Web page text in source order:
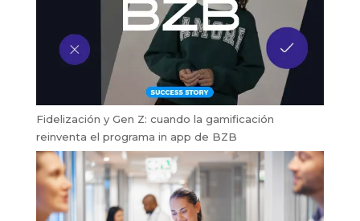
Fidelización y Gen Z: cuando la gamificación
reinventa el programa in app de BZB